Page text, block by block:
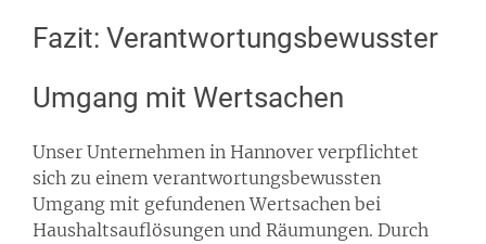
Fazit: Verantwortungsbewusster
Umgang mit Wertsachen
Unser Unternehmen in Hannover verpflichtet
sich zu einem verantwortungsbewussten
Umgang mit gefundenen Wertsachen bei
Haushaltsauflösungen und Räumungen. Durch